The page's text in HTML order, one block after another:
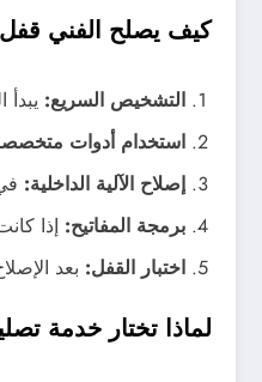
كيف يصلح الفني
التشخيص السريع:
استخدام أدوات
إصلاح الآلية الداخلية:
برمجة المفاتيح: إذا
اختبار القفل: بعد
لماذا تختار خدمة